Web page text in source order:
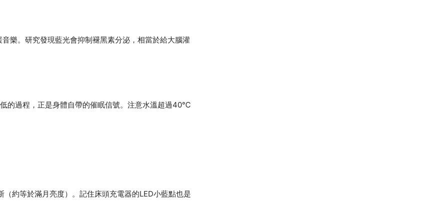
樂。研究發現藍光會抑制褪黑素分泌，相當於給大腦灌
的過程，正是身體自帶的催眠信號。注意水溫超過40℃
約等於滿月亮度）。記住床頭充電器的LED小藍點也是